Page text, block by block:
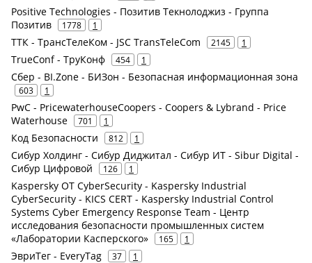
Positive Technologies - Позитив Текнолоджиз - Группа
Позитив
1778 1
ТТК - ТрансТелеКом - JSC TransTeleCom 2145 1
TrueConf - ТруКонф 454 1
Сбер - BI.Zone - БИЗон - Безопасная информационная зона
603 1
PwC - PricewaterhouseCoopers - Coopers & Lybrand - Price
Waterhouse
701 1
Код Безопасности 812 1
Сибур Холдинг - Сибур Диджитал - Сибур ИТ - Sibur Digital -
Сибур Цифровой
126 1
Kaspersky OT CyberSecurity - Kaspersky Industrial
CyberSecurity - KICS CERT - Kaspersky Industrial Control
Systems Cyber Emergency Response Team - Центр
исследования безопасности промышленных систем
«Лаборатории Касперского»
165 1
ЭвриТег - EveryTag 37 1